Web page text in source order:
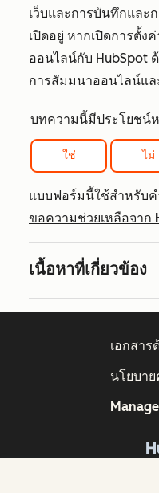
เว็บและการบันทึกและ
เปิดอยู่ หากเปิดการตั้
ออนไลน์กับ HubSpot
การสัมมนาออนไลน์แ
บทความนี้มีประโยชน์
ใช่ ไม่
แบบฟอร์มนี้ใช้สำหรับค
ขอความช่วยเหลือจาก
เนื้อหาที่เกี่ยวข้อง
ลิขสิทธิ์ ©
เอกสา
นโยบา